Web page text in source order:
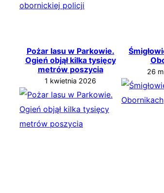
Pożar lasu w Parkowie.
Ogień objął kilka tysięcy
metrów poszycia
1 kwietnia 2026
26